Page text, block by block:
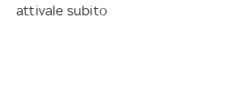
attivale subito